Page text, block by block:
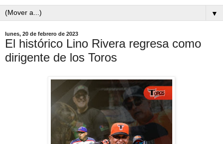
▼
lunes, 20 de febrero de 2023
El histórico Lino Rivera regresa como
dirigente de los Toros